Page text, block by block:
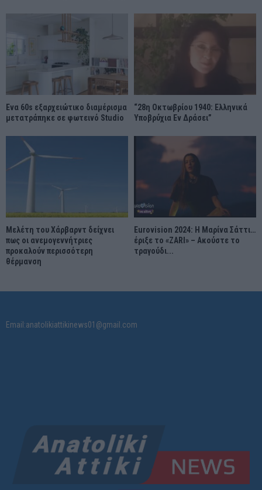
Ένα 60s εξαρχειώτικο διαμέρισμα
μετατράπηκε σε φωτεινό Studio
“28η Οκτωβρίου 1940: Ελληνικά
Υποβρύχια Εν Δράσει”
Μελέτη του Χάρβαρντ δείχνει
πως οι ανεμογεννήτριες
προκαλούν περισσότερη
θέρμανση
Eurovision 2024: Η Μαρίνα Σάττι…
έριξε το «ZARI» – Ακούστε το
τραγούδι...
Email:anatolikiattikinews01@gmail.com